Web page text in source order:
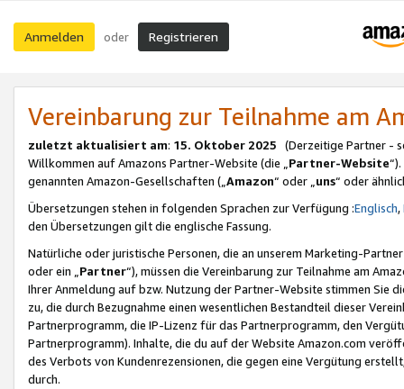
Anmelden oder Registrieren
Vereinbarung zur Teilnahme am
zuletzt aktualisiert am: 15. Oktober 2025 (Derzeitige Partner -
Willkommen auf Amazons Partner-Website (die „Partner-Website
genannten Amazon-Gesellschaften („Amazon“ oder „uns“ oder
Übersetzungen stehen in folgenden Sprachen zur Verfügung :Englisch,
den Übersetzungen gilt die englische Fassung.
Natürliche oder juristische Personen, die an unserem Marketing-
oder ein „Partner“), müssen die Vereinbarung zur Teilnahme am
Ihrer Anmeldung auf bzw. Nutzung der Partner-Website stimmen Sie
zu, die durch Bezugnahme einen wesentlichen Bestandteil dieser
Partnerprogramm, die IP-Lizenz für das Partnerprogramm, den
Partnerprogramm). Inhalte, die du auf der Website Amazon.com
des Verbots von Kundenrezensionen, die gegen eine Vergütung
durch.